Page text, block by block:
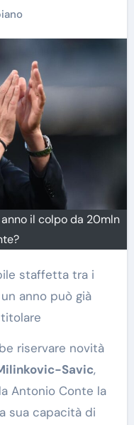
il colpo da 20mln
anno può già
riservare novità
Savic,
Antonio Conte la
sua capacità di